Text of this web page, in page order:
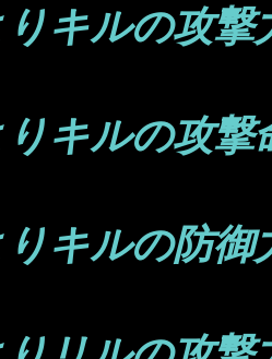
りキルの攻
キルの攻
キルの防